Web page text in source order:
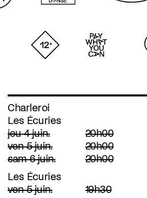
Charleroi
Les Écuries
jeu 4 juin.
20h00
ven 5 juin. 20h00
sam 6 juin. 20h00
Les Écuries
ven 5 juin.
19h30